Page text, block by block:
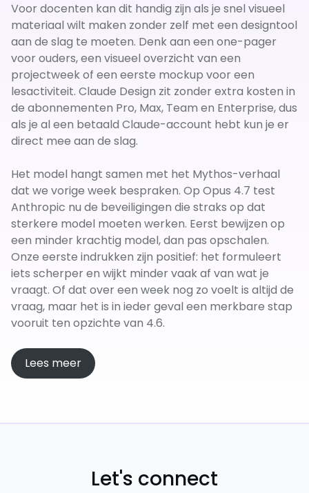
Voor docenten kan dit handig zijn als je snel visueel
materiaal wilt maken zonder zelf met een designtool
aan de slag te moeten. Denk aan een one-pager
voor ouders, een visueel overzicht van een
projectweek of een eerste mockup voor een
lesactiviteit. Claude Design zit zonder extra kosten in
de abonnementen Pro, Max, Team en Enterprise, dus
als je al een betaald Claude-account hebt kun je er
direct mee aan de slag.
Het model hangt samen met het Mythos-verhaal
dat we vorige week bespraken. Op Opus 4.7 test
Anthropic nu de beveiligingen die straks op dat
sterkere model moeten werken. Eerst bewijzen op
een minder krachtig model, dan pas opschalen.
Onze eerste indrukken zijn positief: het formuleert
iets scherper en wijkt minder vaak af van wat je
vraagt. Of dat over een week nog zo voelt is altijd de
vraag, maar het is in ieder geval een merkbare stap
vooruit ten opzichte van 4.6.
Lees meer
Let's connect